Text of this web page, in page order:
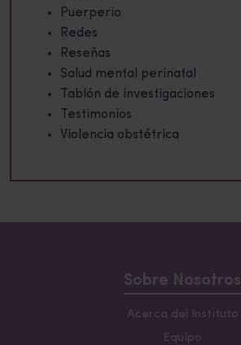
Puerperio
Redes
Reseñas
Salud mental perinatal
Tablón de investigaciones
Testimonios
Violencia obstétrica
Sobre Nosotros
Acerca del Instituto
Equipo